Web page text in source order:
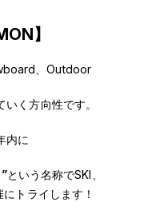
】
、Outdoor
く方向性です。
内に
という名称でSKI、
トライします！